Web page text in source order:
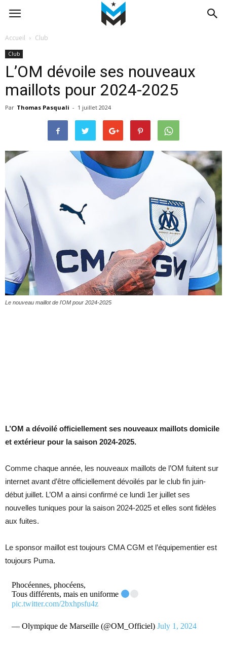
Accueil Club
Club
L’OM dévoile ses nouveaux
maillots pour 2024-2025
Par Thomas Pasquali - 1 juillet 2024
Le nouveau maillot de l'OM pour 2024-2025
L’OM a dévoilé officiellement ses nouveaux maillots domicile
et extérieur pour la saison 2024-2025.
Comme chaque année, les nouveaux maillots de l’OM fuitent sur
internet avant d’être officiellement dévoilés par le club fin juin-
début juillet. L’OM a ainsi confirmé ce lundi 1er juillet ses
nouvelles tuniques pour la saison 2024-2025 et elles sont fidèles
aux fuites.
Le sponsor maillot est toujours CMA CGM et l’équipementier est
toujours Puma.
Phocéennes, phocéens,
Tous différents, mais en uniforme
pic.twitter.com/2bxhpsfu4z
— Olympique de Marseille (@OM_Officiel) July 1, 2024